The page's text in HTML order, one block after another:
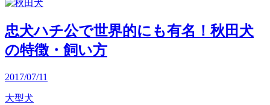
忠犬ハチ公で世界的にも有名！秋田犬
の特徴・飼い方
2017/07/11
大型犬